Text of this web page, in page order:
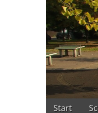
Main
Skip
Start